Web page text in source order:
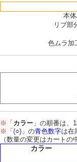
本
リブ部
色ムラ加
※ 「カラー 」の順番は、
※ 「(○)」の青色数字は在
（数量の変更はカートの
カラー